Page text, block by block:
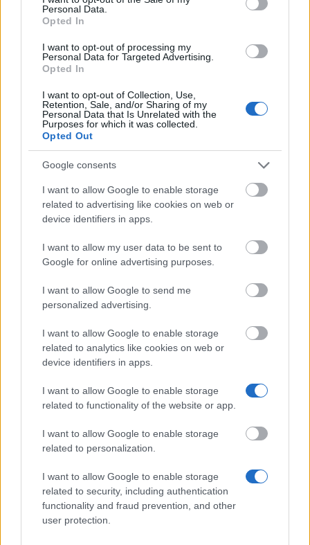
Personal Data.
Opted In
I want to opt-out of processing my
Personal Data for Targeted Advertising.
Opted In
I want to opt-out of Collection, Use,
Retention, Sale, and/or Sharing of my
Personal Data that Is Unrelated with the
Purposes for which it was collected.
Opted Out
Google consents
I want to allow Google to enable storage
related to advertising like cookies on web or
device identifiers in apps.
I want to allow my user data to be sent to
Google for online advertising purposes.
I want to allow Google to send me
personalized advertising.
I want to allow Google to enable storage
related to analytics like cookies on web or
device identifiers in apps.
I want to allow Google to enable storage
related to functionality of the website or app.
I want to allow Google to enable storage
related to personalization.
I want to allow Google to enable storage
related to security, including authentication
functionality and fraud prevention, and other
user protection.
Application deadline
información sobre el plazo.
Becas similares
University of Málaga - University of Málaga Master
Scholarships
600 €
Abat Oliba University - Grants for Master´s Degree
EADA Business School - Central & Eastern European
of the Province of Valencia
750 €
Congress of Deputies (Spain) - Traineeships for
Graduates in Library and Archival Sciences